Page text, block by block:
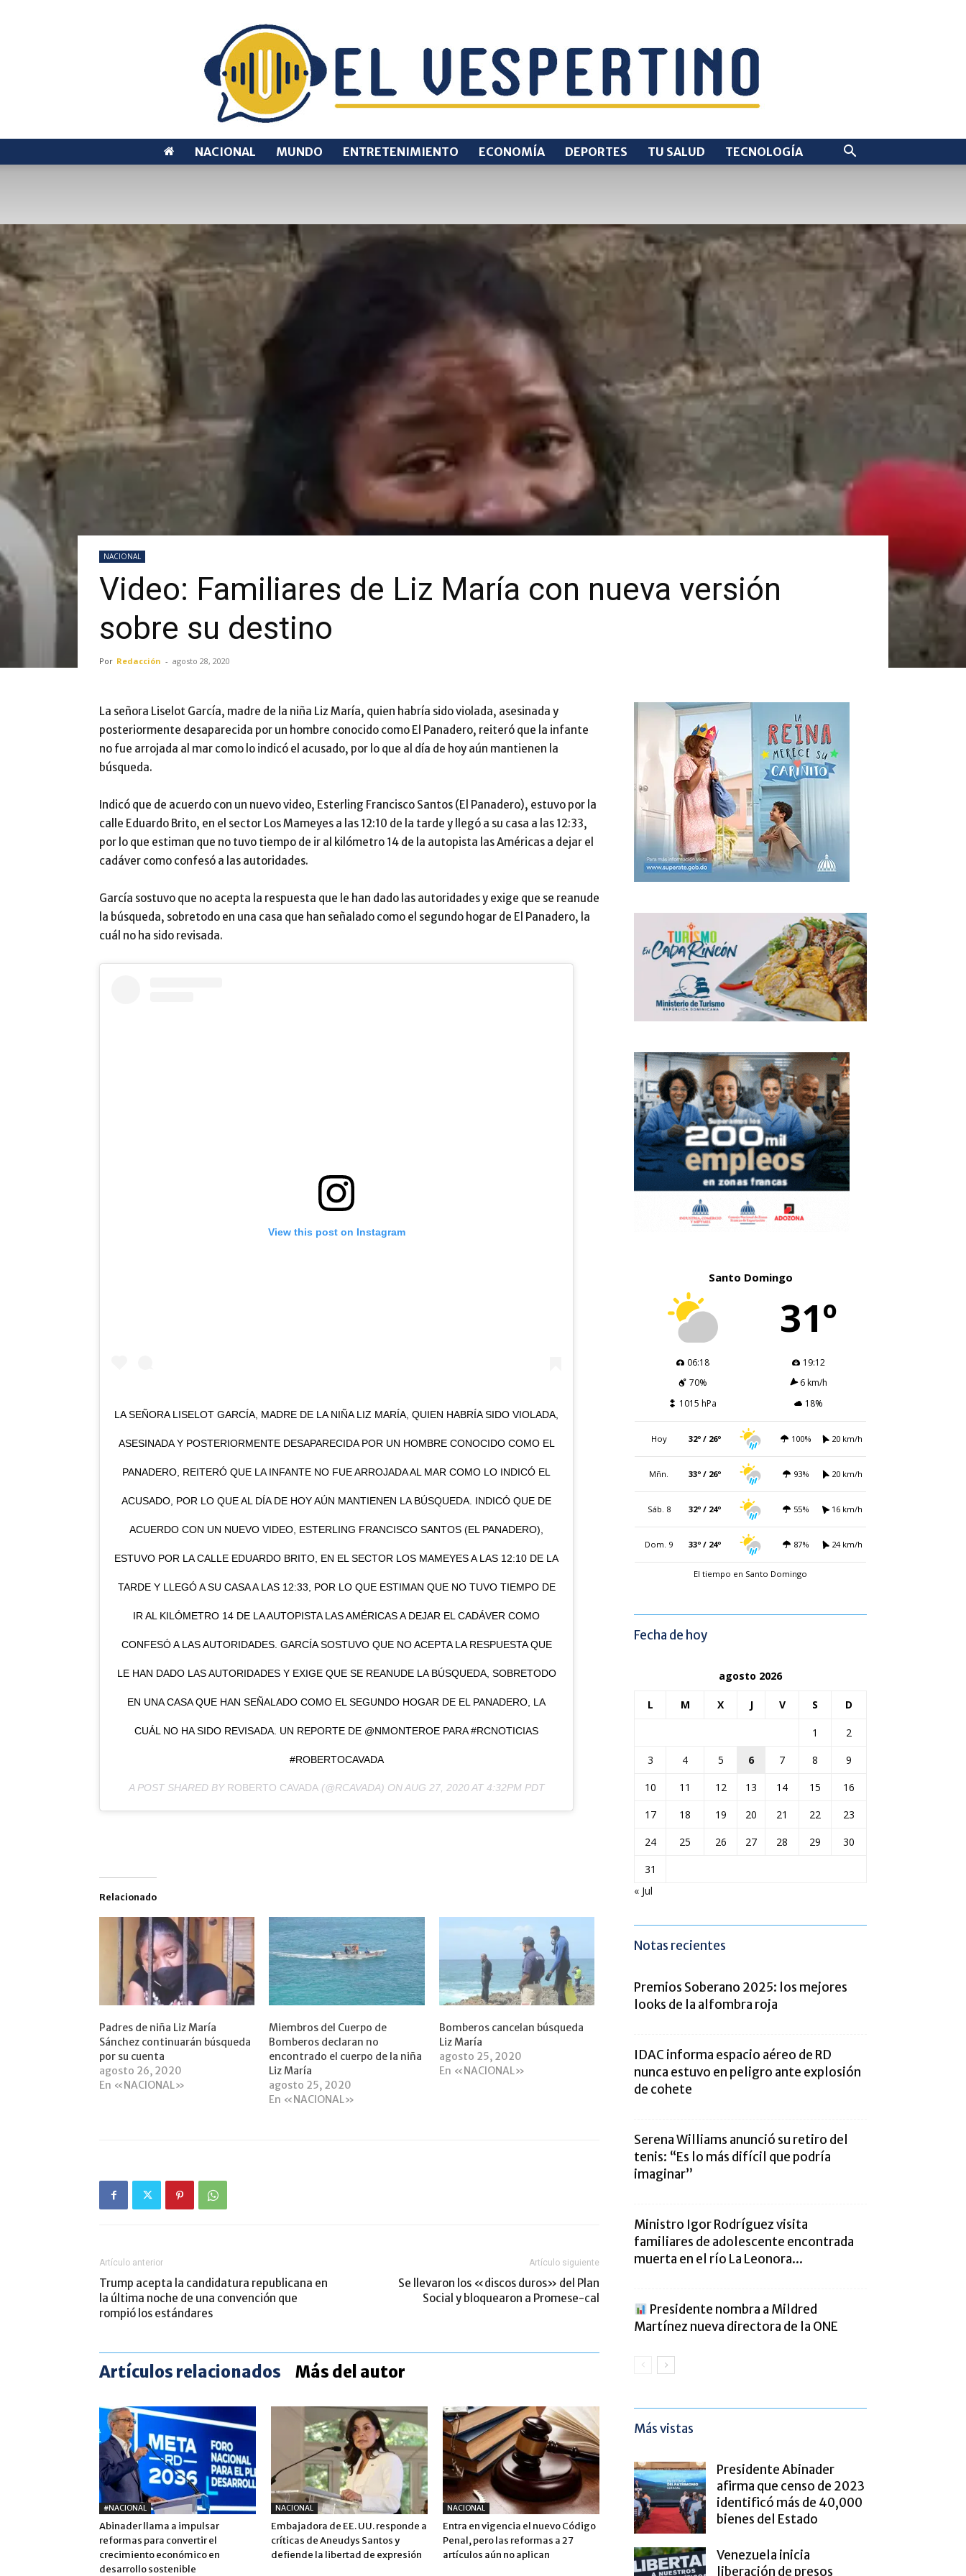
VESPERTINO
NACIONAL MUNDO ENTRETENIMIENTO ECONOMÍA DEPORTES TU SALUD TECNOLOGÍA
NACIONAL
Video: Familiares de Liz María con nueva versión
sobre su destino
Por Redacción - agosto 28, 2020
La señora Liselot García, madre de la niña Liz María, quien habría sido violada, asesinada y
posteriormente desaparecida por un hombre conocido como El Panadero, reiteró que la infante
no fue arrojada al mar como lo indicó el acusado, por lo que al día de hoy aún mantienen la
búsqueda.
Indicó que de acuerdo con un nuevo video, Esterling Francisco Santos (El Panadero), estuvo por la
calle Eduardo Brito, en el sector Los Mameyes a las 12:10 de la tarde y llegó a su casa a las 12:33,
por lo que estiman que no tuvo tiempo de ir al kilómetro 14 de la autopista las Américas a dejar el
cadáver como confesó a las autoridades.
García sostuvo que no acepta la respuesta que le han dado las autoridades y exige que se reanude
la búsqueda, sobretodo en una casa que han señalado como el segundo hogar de El Panadero, la
cuál no ha sido revisada.
View this post on Instagram
LA SEÑORA LISELOT GARCÍA, MADRE DE LA NIÑA LIZ MARÍA, QUIEN HABRÍA SIDO VIOLADA,
ASESINADA Y POSTERIORMENTE DESAPARECIDA POR UN HOMBRE CONOCIDO COMO EL
PANADERO, REITERÓ QUE LA INFANTE NO FUE ARROJADA AL MAR COMO LO INDICÓ EL
ACUSADO, POR LO QUE AL DÍA DE HOY AÚN MANTIENEN LA BÚSQUEDA. INDICÓ QUE DE
ACUERDO CON UN NUEVO VIDEO, ESTERLING FRANCISCO SANTOS (EL PANADERO),
ESTUVO POR LA CALLE EDUARDO BRITO, EN EL SECTOR LOS MAMEYES A LAS 12:10 DE LA
TARDE Y LLEGÓ A SU CASA A LAS 12:33, POR LO QUE ESTIMAN QUE NO TUVO TIEMPO DE
IR AL KILÓMETRO 14 DE LA AUTOPISTA LAS AMÉRICAS A DEJAR EL CADÁVER COMO
CONFESÓ A LAS AUTORIDADES. GARCÍA SOSTUVO QUE NO ACEPTA LA RESPUESTA QUE
LE HAN DADO LAS AUTORIDADES Y EXIGE QUE SE REANUDE LA BÚSQUEDA, SOBRETODO
EN UNA CASA QUE HAN SEÑALADO COMO EL SEGUNDO HOGAR DE EL PANADERO, LA
CUÁL NO HA SIDO REVISADA. UN REPORTE DE @NMONTEROE PARA #RCNOTICIAS
#ROBERTOCAVADA
A POST SHARED BY ROBERTO CAVADA(@RCAVADA) ONAUG 27, 2020 AT 4:32PM PDT
Relacionado
Padres de niña Liz María
Sánchez continuarán búsqueda
por su cuenta
agosto 26, 2020
En «NACIONAL»
Miembros del Cuerpo de
Bomberos declaran no
encontrado el cuerpo de la niña
Liz María
agosto 25, 2020
En «NACIONAL»
Bomberos cancelan búsqueda
Liz María
agosto 25, 2020
En «NACIONAL»
Artículo anterior
Trump acepta la candidatura republicana en
la última noche de una convención que
rompió los estándares
Artículo siguiente
Se llevaron los «discos duros» del Plan
Social y bloquearon a Promese-cal
Artículos relacionados Más del autor
#NACIONAL
Abinader llama a impulsar
reformas para convertir el
crecimiento económico en
desarrollo sostenible
NACIONAL
Embajadora de EE. UU. responde a
críticas de Aneudys Santos y
defiende la libertad de expresión
NACIONAL
Entra en vigencia el nuevo Código
Penal, pero las reformas a 27
artículos aún no aplican
Santo Domingo
31º
06:18
19:12
70%
6 km/h
1015 hPa
18%
Hoy 32º / 26º 100% 20 km/h
Mñn. 33º / 26º 93% 20 km/h
Sáb. 8 32º / 24º 55% 16 km/h
Dom. 9 33º / 24º 87% 24 km/h
El tiempo en Santo Domingo
Fecha de hoy
agosto 2026
L M X J V S D
1
2
3
4 5 6 7 8
9
10
11 12 13 14 15
16
17
18 19 20 21 22
23
24
25 26 27 28 29
30
31
« Jul
Notas recientes
Premios Soberano 2025: los mejores
looks de la alfombra roja
IDAC informa espacio aéreo de RD
nunca estuvo en peligro ante explosión
de cohete
Serena Williams anunció su retiro del
tenis: “Es lo más difícil que podría
imaginar”
Ministro Igor Rodríguez visita
familiares de adolescente encontrada
muerta en el río La Leonora...
Presidente nombra a Mildred
Martínez nueva directora de la ONE
Más vistas
Presidente Abinader
afirma que censo de 2023
identificó más de 40,000
bienes del Estado
Venezuela inicia
liberación de presos